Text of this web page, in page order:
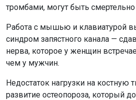
тромбами, могут быть
Работа с мышью и клавиатурой
синдром запястного канала —
нерва, которое у женщин
чем у мужчин.
Недостаток нагрузки на костную
развитие остеопороза, который